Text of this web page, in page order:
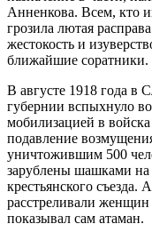
Анненкова. Всем, кто
грозила лютая
жестокость и
ближайшие соратники.
В августе 1918 года в
губернии вспыхнуло
мобилизацией в
подавление
уничтожившим 500
зарублены шашками на
крестьянского
расстреливали
показывал сам атаман.